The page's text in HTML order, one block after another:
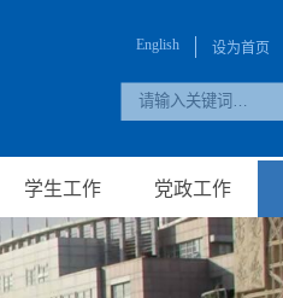
English 设为首页
学生工作 党政工作